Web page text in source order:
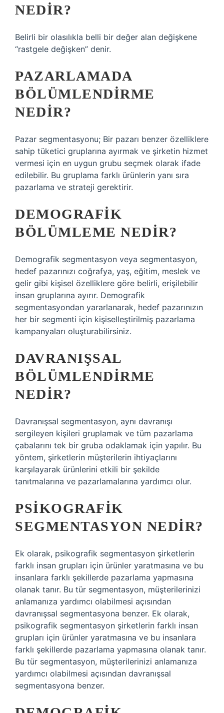
NEDIR?
Belirli bir olasılıkla belli bir değer alan değişkene
“rastgele değişken” denir.
PAZARLAMADA
BÖLÜMLENDIRME
NEDIR?
Pazar segmentasyonu; Bir pazarı benzer özelliklere
sahip tüketici gruplarına ayırmak ve şirketin hizmet
vermesi için en uygun grubu seçmek olarak ifade
edilebilir. Bu gruplama farklı ürünlerin yanı sıra
pazarlama ve strateji gerektirir.
DEMOGRAFIK
BÖLÜMLEME NEDIR?
Demografik segmentasyon veya segmentasyon,
hedef pazarınızı coğrafya, yaş, eğitim, meslek ve
gelir gibi kişisel özelliklere göre belirli, erişilebilir
insan gruplarına ayırır. Demografik
segmentasyondan yararlanarak, hedef pazarınızın
her bir segmenti için kişiselleştirilmiş pazarlama
kampanyaları oluşturabilirsiniz.
DAVRANIŞSAL
BÖLÜMLENDIRME
NEDIR?
Davranışsal segmentasyon, aynı davranışı
sergileyen kişileri gruplamak ve tüm pazarlama
çabalarını tek bir gruba odaklamak için yapılır. Bu
yöntem, şirketlerin müşterilerin ihtiyaçlarını
karşılayarak ürünlerini etkili bir şekilde
tanıtmalarına ve pazarlamalarına yardımcı olur.
PSIKOGRAFIK
SEGMENTASYON NEDIR?
Ek olarak, psikografik segmentasyon şirketlerin
farklı insan grupları için ürünler yaratmasına ve bu
insanlara farklı şekillerde pazarlama yapmasına
olanak tanır. Bu tür segmentasyon, müşterilerinizi
anlamanıza yardımcı olabilmesi açısından
davranışsal segmentasyona benzer. Ek olarak,
psikografik segmentasyon şirketlerin farklı insan
grupları için ürünler yaratmasına ve bu insanlara
farklı şekillerde pazarlama yapmasına olanak tanır.
Bu tür segmentasyon, müşterilerinizi anlamanıza
yardımcı olabilmesi açısından davranışsal
segmentasyona benzer.